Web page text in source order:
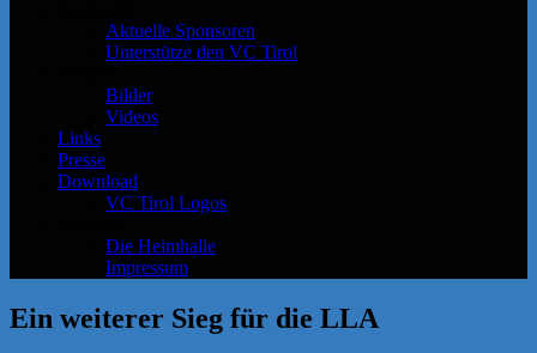
Aktuelle Sponsoren
Unterstütze den VC Tirol
Bilder
Videos
Links
Presse
Download
VC Tirol Logos
Die Heimhalle
Impressum
Ein weiterer Sieg für die LLA